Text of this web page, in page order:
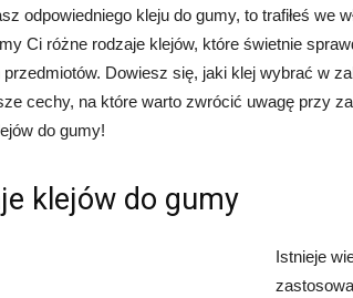
odpowiedniego kleju do gumy, to trafiłeś we
Ci różne rodzaje klejów, które świetnie
Dowiesz się, jaki klej wybrać w
cechy, na które warto zwrócić uwagę przy
do gumy!
klejów do gumy
Istnieje